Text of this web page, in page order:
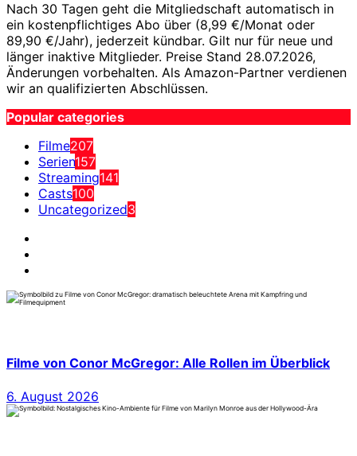
Nach 30 Tagen geht die Mitgliedschaft automatisch in
ein kostenpflichtiges Abo über (8,99 €/Monat oder
89,90 €/Jahr), jederzeit kündbar. Gilt nur für neue und
länger inaktive Mitglieder. Preise Stand 28.07.2026,
Änderungen vorbehalten. Als Amazon-Partner verdienen
wir an qualifizierten Abschlüssen.
Popular categories
Filme207
Serien157
Streaming141
Casts100
Uncategorized3
Filme von Conor McGregor: Alle Rollen im Überblick
6. August 2026